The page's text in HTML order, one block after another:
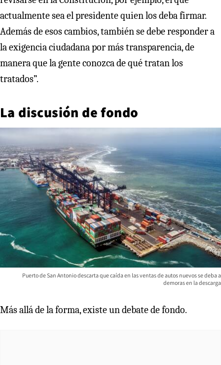
actualmente sea el presidente quien los deba firmar.
Además de esos cambios, también se debe responder a
la exigencia ciudadana por más transparencia, de
manera que la gente conozca de qué tratan los
tratados”.
La discusión de fondo
Puerto de San Antonio descarta que caída en las ventas de autos nuevos se deba a
demoras en la descarga
Más allá de la forma, existe un debate de fondo.